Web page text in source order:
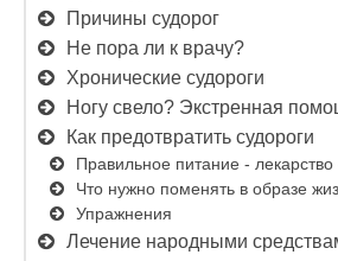
Причины судорог
Не пора ли к врачу?
Хронические судороги
Ногу свело? Экстренная
Как предотвратить судороги
Правильное питание - лекарство
Что нужно поменять в образе
Упражнения
Лечение народными